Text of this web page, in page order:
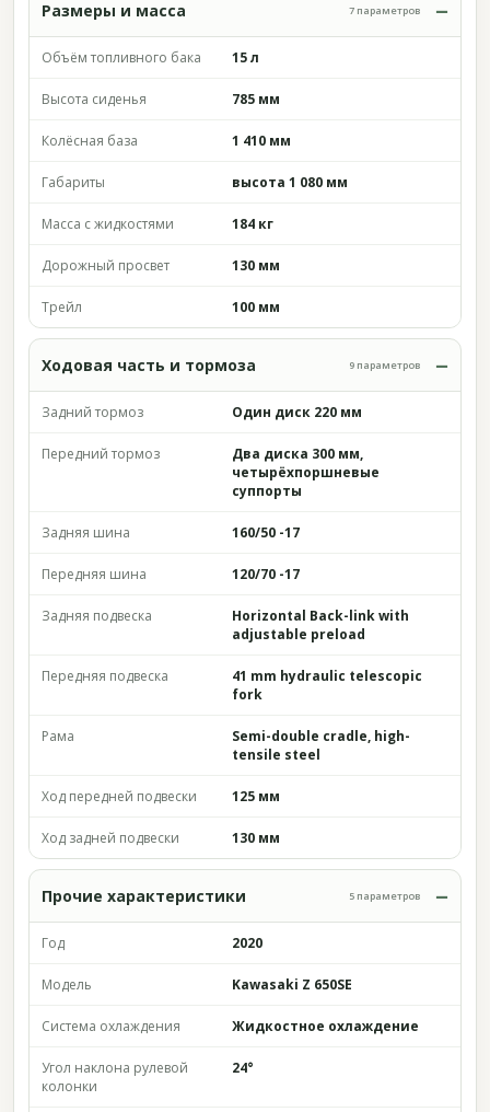
Размеры и масса 7 параметров
Объём топливного бака 15 л
Высота сиденья 785 мм
Колёсная база 1 410 мм
Габариты высота 1 080 мм
Масса с жидкостями 184 кг
Дорожный просвет 130 мм
Трейл 100 мм
Ходовая часть и тормоза 9 параметров
Задний тормоз Один диск 220 мм
Передний тормоз
Два диска 300 мм,
четырёхпоршневые
суппорты
Задняя шина 160/50 -17
Передняя шина 120/70 -17
Задняя подвеска
Horizontal Back-link with
adjustable preload
Передняя подвеска
41 mm hydraulic telescopic
fork
Рама
Semi-double cradle, high-
tensile steel
Ход передней подвески 125 мм
Ход задней подвески 130 мм
Прочие характеристики 5 параметров
Год 2020
Модель Kawasaki Z 650SE
Система охлаждения Жидкостное охлаждение
Угол наклона рулевой
колонки
24°